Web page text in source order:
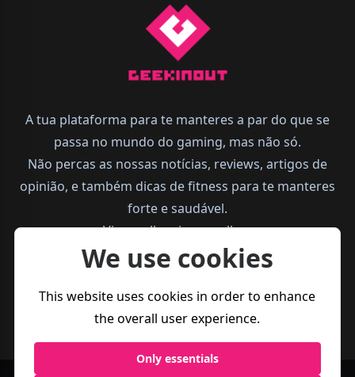
A tua plataforma para te manteres a par do que se
passa no mundo do gaming, mas não só.
Não percas as nossas notícias, reviews, artigos de
opinião, e também dicas de fitness para te manteres
forte e saudável.
Vive melhor, joga melhor.
We use cookies
This website uses cookies in order to enhance
the overall user experience.
Only essentials